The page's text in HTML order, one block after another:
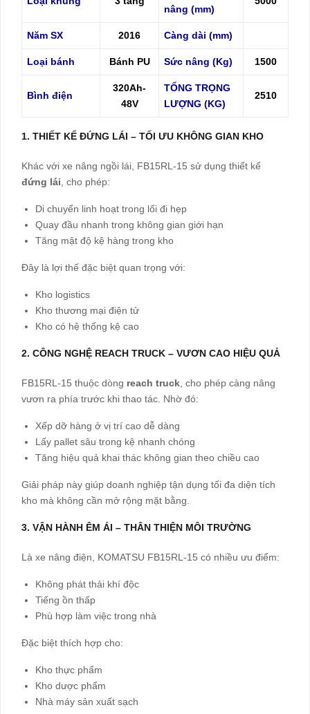
nâng (mm)
Năm SX 2016 Càng dài (mm)
Loại bánh Bánh PU Sức nâng (Kg) 1500
Bình điện
320Ah-
48V
TỔNG TRỌNG
LƯỢNG (KG)
2510
1. THIẾT KẾ ĐỨNG LÁI – TỐI ƯU KHÔNG GIAN KHO
Khác với xe nâng ngồi lái, FB15RL-15 sử dụng thiết kế
đứng lái , cho phép:
Di chuyển linh hoạt trong lối đi hẹp
Quay đầu nhanh trong không gian giới hạn
Tăng mật độ kệ hàng trong kho
Đây là lợi thế đặc biệt quan trọng với:
Kho logistics
Kho thương mại điện tử
Kho có hệ thống kệ cao
2. CÔNG NGHỆ REACH TRUCK – VƯƠN CAO HIỆU QUẢ
FB15RL-15 thuộc dòng reach truck , cho phép càng nâng
vươn ra phía trước khi thao tác. Nhờ đó:
Xếp dỡ hàng ở vị trí cao dễ dàng
Lấy pallet sâu trong kệ nhanh chóng
Tăng hiệu quả khai thác không gian theo chiều cao
Giải pháp này giúp doanh nghiệp tận dụng tối đa diện tích
kho mà không cần mở rộng mặt bằng.
3. VẬN HÀNH ÊM ÁI – THÂN THIỆN MÔI TRƯỜNG
Là xe nâng điện, KOMATSU FB15RL-15 có nhiều ưu điểm:
Không phát thải khí độc
Tiếng ồn thấp
Phù hợp làm việc trong nhà
Đặc biệt thích hợp cho:
Kho thực phẩm
Kho dược phẩm
Nhà máy sản xuất sạch